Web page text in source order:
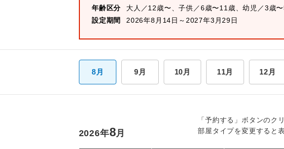
年齢区分
大人／12歳〜、子供／6歳〜11歳、幼児／3歳
設定期間
2026年8月14日～2027年3月29日
8月 9月 10月 11月 12月
「予約する」ボタンのク
部屋タイプを変更すると
2026年8月